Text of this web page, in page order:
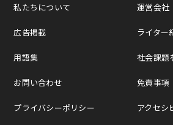
私たちについて
広告掲載
用語集
お問い合わせ
プライバシーポリシー
運営会社
ライター
社会課題
免責事項
アクセシ